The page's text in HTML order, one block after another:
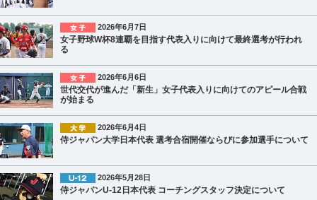
2026年6月7日
女子野球W杯8連覇を目指す代表入りに向けて最終選考が行われ
る
2026年6月6日
世代交代が進んだ「新生」女子代表入りに向けてのアピール合戦
が始まる
2026年6月4日
侍ジャパン大学日本代表 選考合宿開催ならびに参加選手について
2026年5月28日
侍ジャパンU-12日本代表 コーチングスタッフ決定について